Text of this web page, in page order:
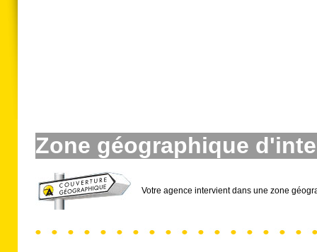
Zone géographique
Votre agence intervient dans une zone